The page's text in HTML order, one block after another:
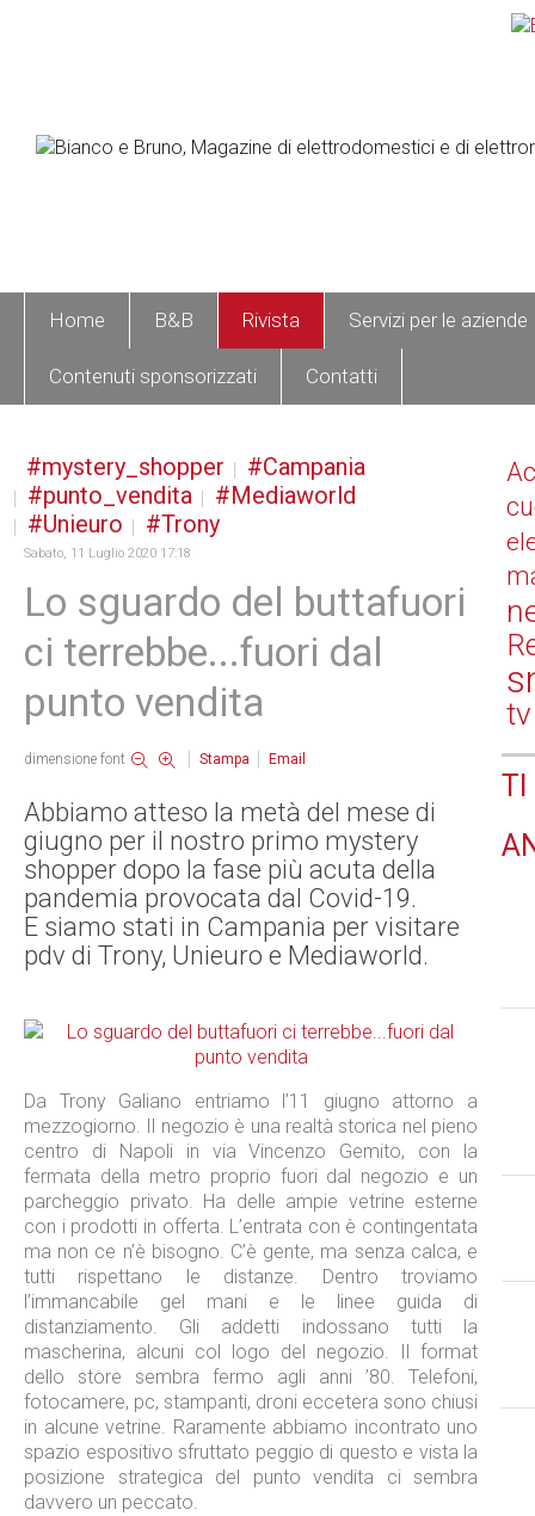
Home B&B Rivista Servizi per le aziende
Contenuti sponsorizzati Contatti
mystery_shopper
Campania
punto_vendita
Mediaworld
Unieuro
Trony
Sabato, 11 Luglio 2020 17:18
Lo sguardo del buttafuori
ci terrebbe...fuori dal
punto vendita
dimensione font Stampa Email
Abbiamo atteso la metà del mese di
giugno per il nostro primo mystery
shopper dopo la fase più acuta della
pandemia provocata dal Covid-19.
E siamo stati in Campania per visitare
pdv di Trony, Unieuro e Mediaworld.
Da Trony Galiano entriamo l’11 giugno attorno a
mezzogiorno. Il negozio è una realtà storica nel pieno
centro di Napoli in via Vincenzo Gemito, con la
fermata della metro proprio fuori dal negozio e un
parcheggio privato. Ha delle ampie vetrine esterne
con i prodotti in offerta. L’entrata con è contingentata
ma non ce n’è bisogno. C’è gente, ma senza calca, e
tutti rispettano le distanze. Dentro troviamo
l’immancabile gel mani e le linee guida di
distanziamento. Gli addetti indossano tutti la
mascherina, alcuni col logo del negozio. Il format
dello store sembra fermo agli anni ’80. Telefoni,
fotocamere, pc, stampanti, droni eccetera sono chiusi
in alcune vetrine. Raramente abbiamo incontrato uno
spazio espositivo sfruttato peggio di questo e vista la
posizione strategica del punto vendita ci sembra
davvero un peccato.
tv
TI